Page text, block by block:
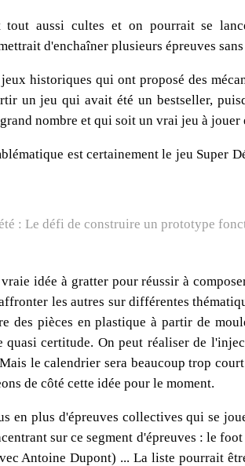
tout aussi cultes et on pourrait se
d'enchaîner plusieurs épreuves
historiques qui ont proposé des
un jeu qui avait été un bestseller,
nombre et qui soit un vrai jeu à jouer
est certainement le jeu Super
idée à gratter pour réussir à
les autres sur différentes
des pièces en plastique à partir de
quasi certitude. On peut réaliser de
le calendrier sera beaucoup trop
de côté cette idée pour le moment.
en plus d'épreuves collectives qui se
sur ce segment d'épreuves : le
Antoine Dupont) ... La liste pourrait